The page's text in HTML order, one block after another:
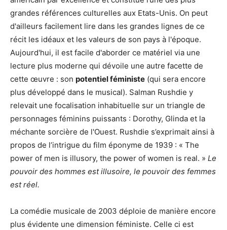
grandes références culturelles aux Etats-Unis. On peut
d'ailleurs facilement lire dans les grandes lignes de ce
récit les idéaux et les valeurs de son pays à l'époque.
Aujourd'hui, il est facile d'aborder ce matériel via une
lecture plus moderne qui dévoile une autre facette de
cette œuvre : son potentiel féministe (qui sera encore
plus développé dans le musical). Salman Rushdie y
relevait une focalisation inhabituelle sur un triangle de
personnages féminins puissants : Dorothy, Glinda et la
méchante sorcière de l'Ouest. Rushdie s’exprimait ainsi à
propos de l’intrigue du film éponyme de 1939 : « The
power of men is illusory, the power of women is real. » Le
pouvoir des hommes est illusoire, le pouvoir des femmes
est réel.
La comédie musicale de 2003 déploie de manière encore
plus évidente une dimension féministe. Celle ci est